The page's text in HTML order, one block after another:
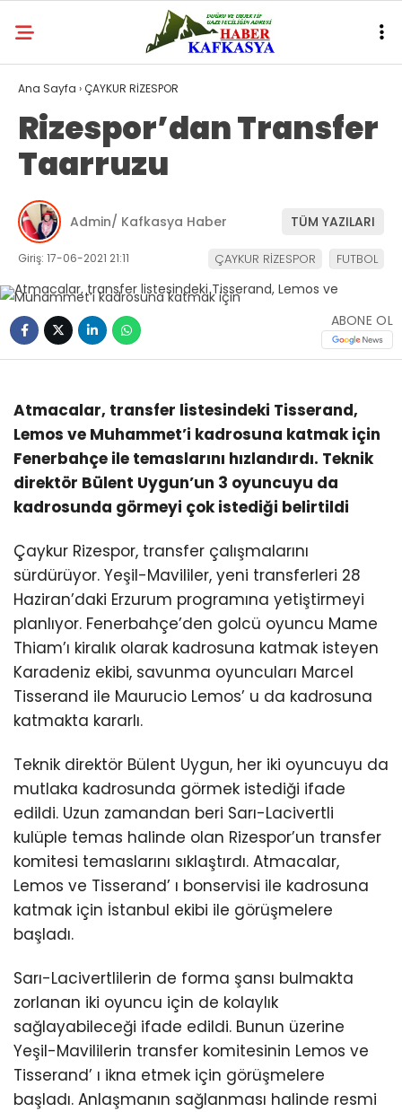
Ana Sayfa ›ÇAYKUR RİZESPOR
Rizespor’dan Transfer
Taarruzu
Admin/ Kafkasya Haber TÜM YAZILARI
Giriş: 17-06-2021 21:11 ÇAYKUR RİZESPOR FUTBOL
ABONE OL
Atmacalar, transfer listesindeki Tisserand,
Lemos ve Muhammet’i kadrosuna katmak için
Fenerbahçe ile temaslarını hızlandırdı. Teknik
direktör Bülent Uygun’un 3 oyuncuyu da
kadrosunda görmeyi çok istediği belirtildi
Çaykur Rizespor, transfer çalışmalarını
sürdürüyor. Yeşil-Mavililer, yeni transferleri 28
Haziran’daki Erzurum programına yetiştirmeyi
planlıyor. Fenerbahçe’den golcü oyuncu Mame
Thiam’ı kiralık olarak kadrosuna katmak isteyen
Karadeniz ekibi, savunma oyuncuları Marcel
Tisserand ile Maurucio Lemos’ u da kadrosuna
katmakta kararlı.
Teknik direktör Bülent Uygun, her iki oyuncuyu da
mutlaka kadrosunda görmek istediği ifade
edildi. Uzun zamandan beri Sarı-Lacivertli
kulüple temas halinde olan Rizespor’un transfer
komitesi temaslarını sıklaştırdı. Atmacalar,
Lemos ve Tisserand’ ı bonservisi ile kadrosuna
katmak için İstanbul ekibi ile görüşmelere
başladı.
Sarı-Lacivertlilerin de forma şansı bulmakta
zorlanan iki oyuncu için de kolaylık
sağlayabileceği ifade edildi. Bunun üzerine
Yeşil-Mavililerin transfer komitesinin Lemos ve
Tisserand’ ı ikna etmek için görüşmelere
başladı. Anlaşmanın sağlanması halinde resmi